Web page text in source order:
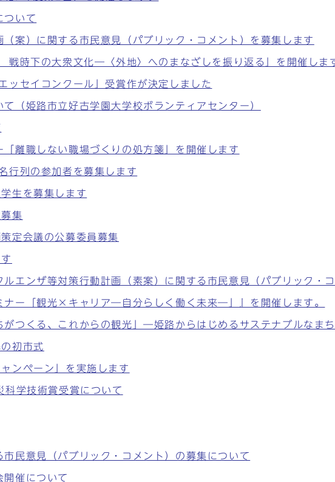
ついて
案）に関する市民意見（パブリック・コメント）を募集します
時下の大衆文化―〈外地〉へのまなざしを振り返る」を開催しま
ッセイコンクール」受賞作が決定しました
（姫路市立好古学園大学校ボランティアセンター）
離職しない職場づくりの処方箋」を開催します
行列の参加者を募集します
生を募集します
集
定会議の公募委員募集
ルエンザ等対策行動計画（素案）に関する市民意見（パブリック・
ナー「観光×キャリア―自分らしく働く未来―」』を開催します。
がつくる、これからの観光」―姫路からはじめるサステナブルなま
初市式
ンペーン」を実施します
学技術賞受賞について
民意見（パブリック・コメント）の募集について
開催について